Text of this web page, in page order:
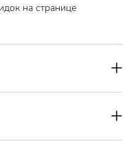
на странице
за мощное
Помогает
рост бактерий.